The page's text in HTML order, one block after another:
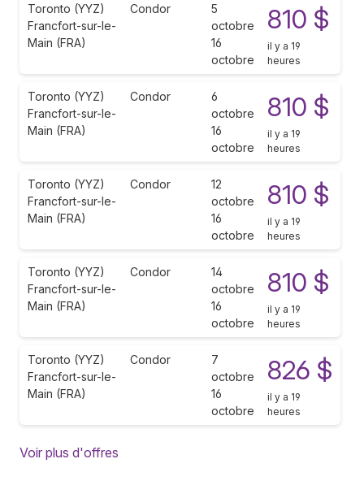
Toronto (YYZ)
Francfort-sur-le-
Main (FRA)
Condor
5
octobre
16
octobre
810 $
il y a 19
heures
Toronto (YYZ)
Francfort-sur-le-
Main (FRA)
Condor
6
octobre
16
octobre
810 $
il y a 19
heures
Toronto (YYZ)
Francfort-sur-le-
Main (FRA)
Condor
12
octobre
16
octobre
810 $
il y a 19
heures
Toronto (YYZ)
Francfort-sur-le-
Main (FRA)
Condor
14
octobre
16
octobre
810 $
il y a 19
heures
Toronto (YYZ)
Francfort-sur-le-
Main (FRA)
Condor
7
octobre
16
octobre
826 $
il y a 19
heures
Voir plus d'offres